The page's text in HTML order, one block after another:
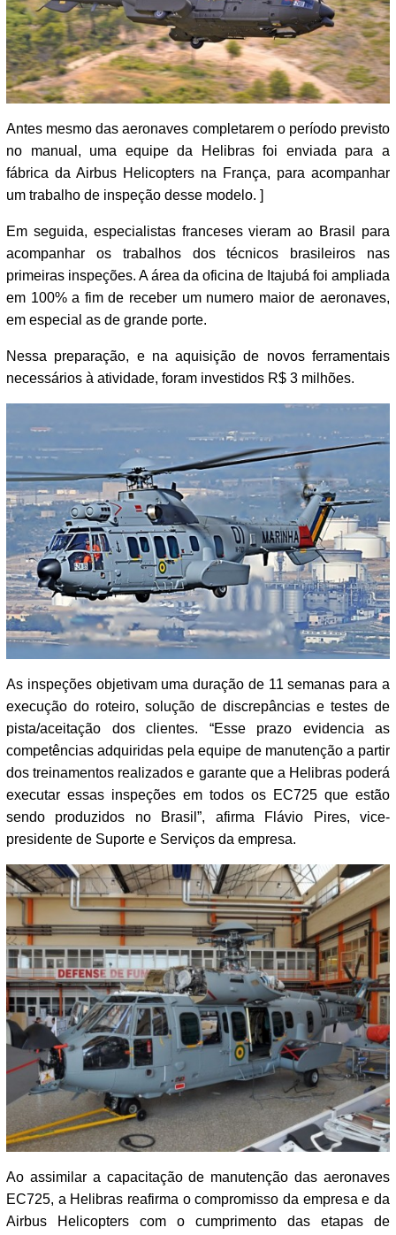
Antes mesmo das aeronaves completarem o período previsto
no manual, uma equipe da Helibras foi enviada para a
fábrica da Airbus Helicopters na França, para acompanhar
um trabalho de inspeção desse modelo. ]
Em seguida, especialistas franceses vieram ao Brasil para
acompanhar os trabalhos dos técnicos brasileiros nas
primeiras inspeções. A área da oficina de Itajubá foi ampliada
em 100% a fim de receber um numero maior de aeronaves,
em especial as de grande porte.
Nessa preparação, e na aquisição de novos ferramentais
necessários à atividade, foram investidos R$ 3 milhões.
As inspeções objetivam uma duração de 11 semanas para a
execução do roteiro, solução de discrepâncias e testes de
pista/aceitação dos clientes. “Esse prazo evidencia as
competências adquiridas pela equipe de manutenção a partir
dos treinamentos realizados e garante que a Helibras poderá
executar essas inspeções em todos os EC725 que estão
sendo produzidos no Brasil”, afirma Flávio Pires, vice-
presidente de Suporte e Serviços da empresa.
Ao assimilar a capacitação de manutenção das aeronaves
EC725, a Helibras reafirma o compromisso da empresa e da
Airbus Helicopters com o cumprimento das etapas de